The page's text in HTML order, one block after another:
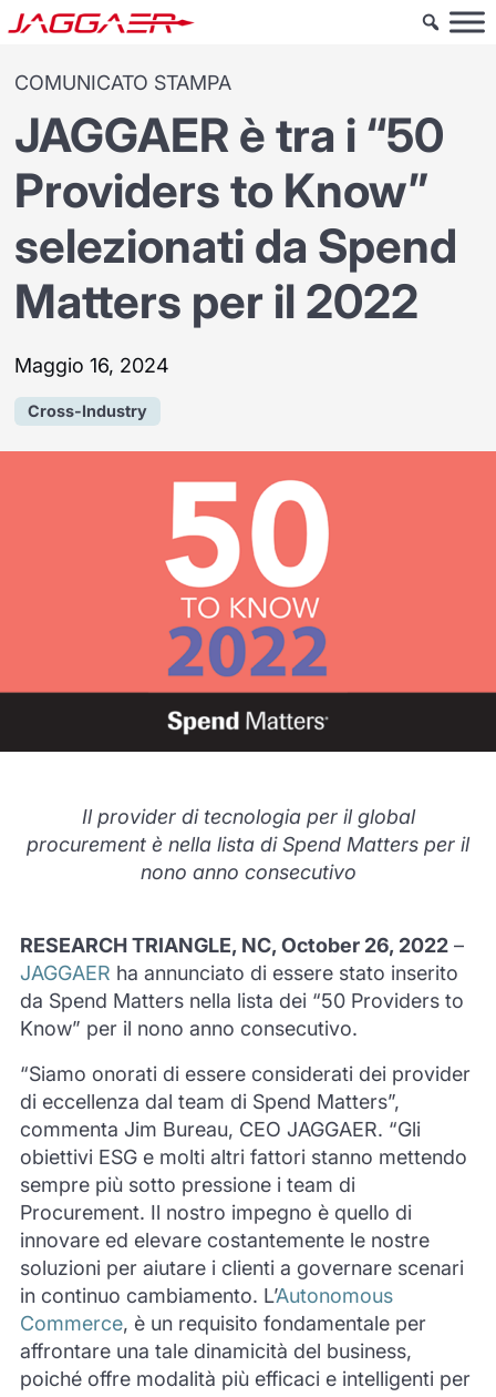
COMUNICATO STAMPA
JAGGAER è tra i “50
Providers to Know”
selezionati da Spend
Matters per il 2022
Maggio 16, 2024
Cross-Industry
Il provider di tecnologia per il global
procurement è nella lista di Spend Matters per il
nono anno consecutivo
RESEARCH TRIANGLE, NC, October 26, 2022–
JAGGAER ha annunciato di essere stato inserito
da Spend Matters nella lista dei “50 Providers to
Know” per il nono anno consecutivo.
“Siamo onorati di essere considerati dei provider
di eccellenza dal team di Spend Matters”,
commenta Jim Bureau, CEO JAGGAER. “Gli
obiettivi ESG e molti altri fattori stanno mettendo
sempre più sotto pressione i team di
Procurement. Il nostro impegno è quello di
innovare ed elevare costantemente le nostre
soluzioni per aiutare i clienti a governare scenari
in continuo cambiamento. L’Autonomous
Commerce, è un requisito fondamentale per
affrontare una tale dinamicità del business,
poiché offre modalità più efficaci e intelligenti per